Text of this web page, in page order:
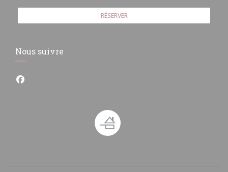
RÉSERVER
Nous suivre
Facebook ((ouvre une nouvelle fenêtre))